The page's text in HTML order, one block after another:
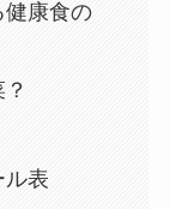
健康食の
ル表